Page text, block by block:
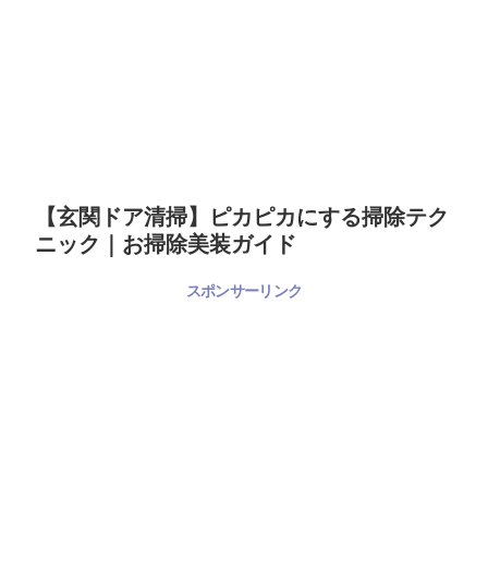
【玄関ドア清掃】ピカピカにする掃除テク
ニック｜お掃除美装ガイド
スポンサーリンク